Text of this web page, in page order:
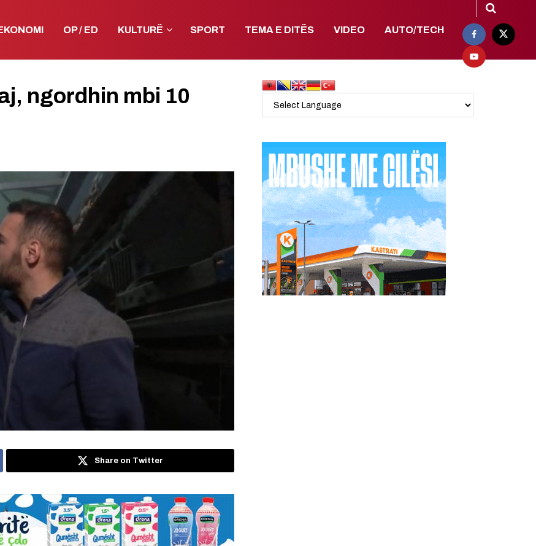
OP / ED KULTURË SPORT TEMA E DITËS VIDEO AUTO/TECH
ngordhin mbi 10
Share on Twitter